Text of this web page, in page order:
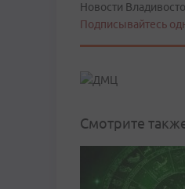
Новости
Подписывайтесь
Смотрите